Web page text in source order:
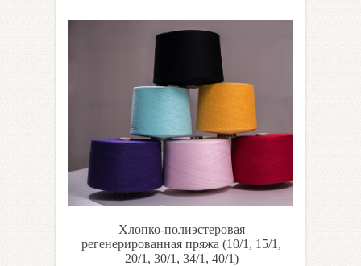
Хлопко-полиэстеровая
регенерированная пряжа (10/1, 15/1,
20/1, 30/1, 34/1, 40/1)